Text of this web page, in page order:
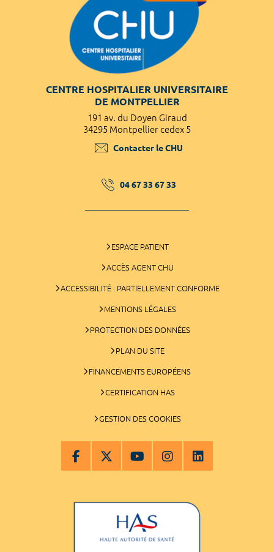
CENTRE HOSPITALIER UNIVERSITAIRE
DE MONTPELLIER
191 av. du Doyen Giraud
34295 Montpellier cedex 5
Contacter le CHU
04 67 33 67 33
ESPACE PATIENT
ACCÈS AGENT CHU
ACCESSIBILITÉ : PARTIELLEMENT CONFORME
MENTIONS LÉGALES
PROTECTION DES DONNÉES
PLAN DU SITE
FINANCEMENTS EUROPÉENS
CERTIFICATION HAS
GESTION DES COOKIES